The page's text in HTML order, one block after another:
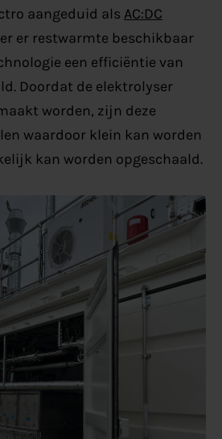
aangeduid als AC:DC
er restwarmte beschikbaar
een efficiëntie van
Doordat de elektrolyser
worden, zijn deze
waardoor klein kan worden
kan worden opgeschaald.